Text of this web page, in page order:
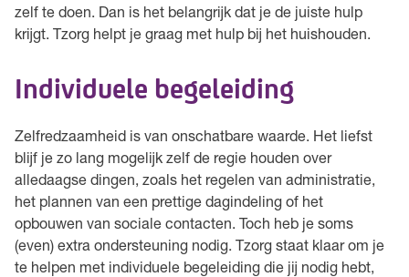
zelf te doen. Dan is het belangrijk dat je de juiste hulp
krijgt. Tzorg helpt je graag met hulp bij het huishouden.
Individuele begeleiding
Zelfredzaamheid is van onschatbare waarde. Het liefst
blijf je zo lang mogelijk zelf de regie houden over
alledaagse dingen, zoals het regelen van administratie,
het plannen van een prettige dagindeling of het
opbouwen van sociale contacten. Toch heb je soms
(even) extra ondersteuning nodig. Tzorg staat klaar om je
te helpen met individuele begeleiding die jij nodig hebt,